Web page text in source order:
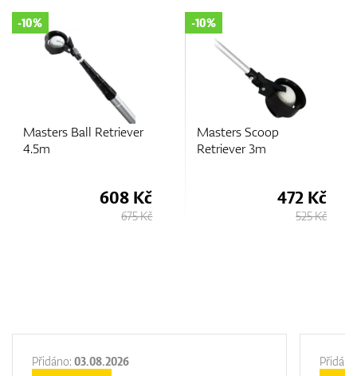
Ball Retriever
608 Kč
Masters Scoop
Retriever 3m
Přidáno: 03.08.2026